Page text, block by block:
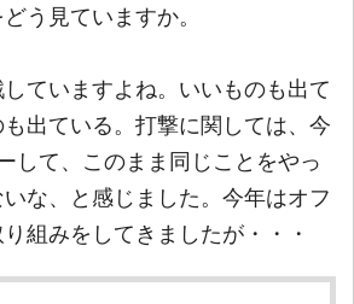
う見ていますか。
ていますよね。いいものも出て
出ている。打撃に関しては、今
して、このまま同じことをやっ
な、と感じました。今年はオフ
組みをしてきましたが・・・